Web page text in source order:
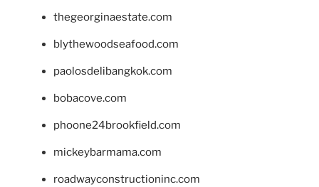
thegeorginaestate.com
blythewoodseafood.com
paolosdelibangkok.com
bobacove.com
phoone24brookfield.com
mickeybarmama.com
roadwayconstructioninc.com